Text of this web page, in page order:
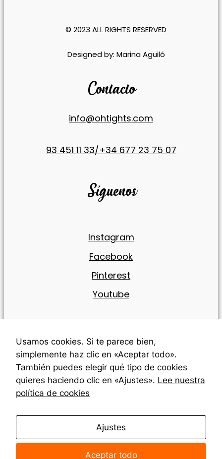
© 2023 ALL RIGHTS RESERVED​
​Designed by: Marina Aguiló
Contacto
info@ohtights.com
93 451 11 33/+34 677 23 75 07
Síguenos
Instagram
Facebook
Pinterest
Youtube
Info
Política de cookies
Términos y condiciones
Política de privacidad
Usamos cookies. Si te parece bien,
simplemente haz clic en «Aceptar todo».
También puedes elegir qué tipo de cookies
quieres haciendo clic en «Ajustes». Lee nuestra
política de cookies
Ajustes
Aceptar todo